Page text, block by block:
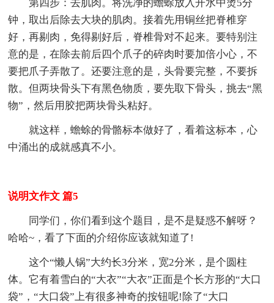
第四步：去肌肉。将洗净的蟾蜍放入开水中烫5分
钟，取出后除去大块的肌肉。接着先用铜丝把脊椎穿
好，再剔肉，免得剔好后，脊椎骨对不起来。要特别注
意的是，在除去前后四个爪子的碎肉时要加倍小心，不
要把爪子弄散了。还要注意的是，头骨要完整，不要拆
散。但两块骨头下有黑色物质，要先取下骨头，挑去“黑
物”，然后用胶把两块骨头粘好。
就这样，蟾蜍的骨骼标本做好了，看着这标本，心
中涌出的成就感真不小。
说明文作文 篇5
同学们，你们看到这个题目，是不是疑惑不解呀？
哈哈~，看了下面的介绍你应该就知道了!
这个“懒人锅”大约长3分米，宽2分米，是个圆柱
体。它有着雪白的“大衣”“大衣”正面是个长方形的“大口
袋”，“大口袋”上有很多神奇的按钮呢!除了“大口